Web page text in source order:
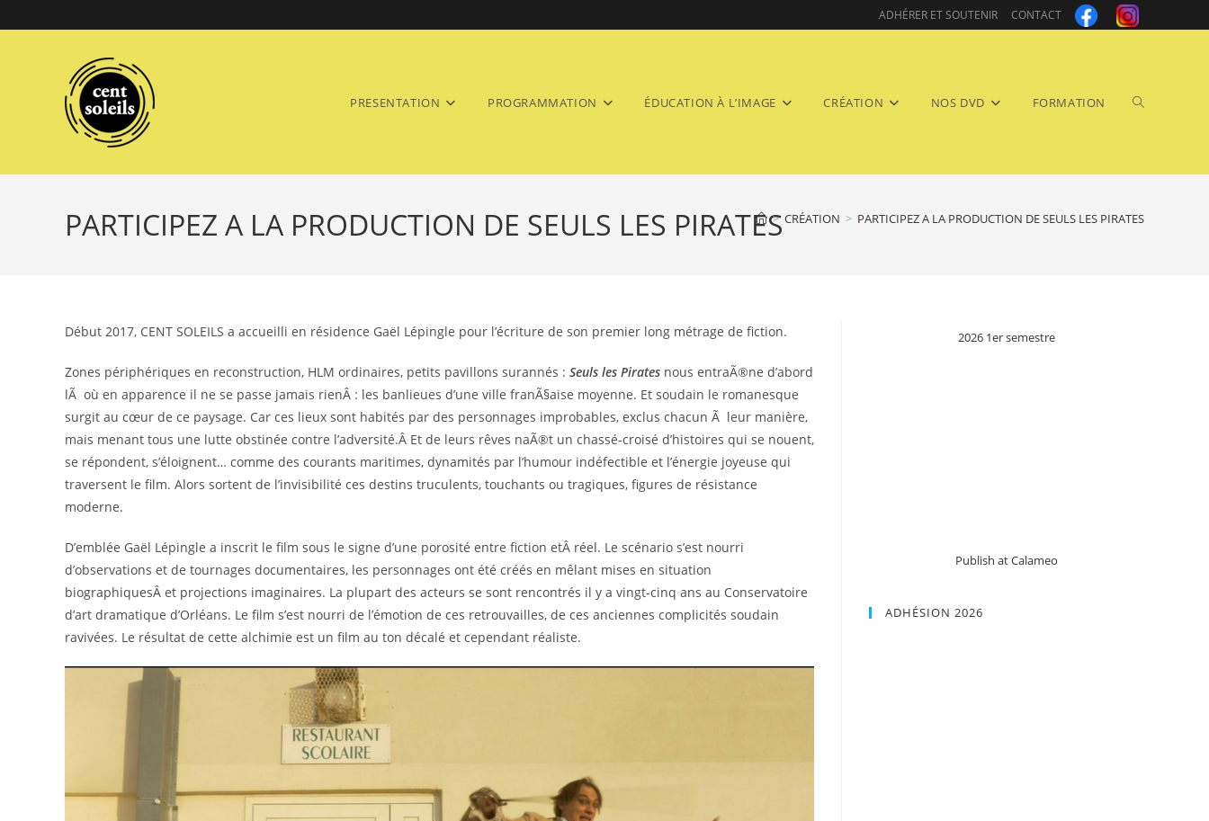
to
ADHÉRER ET SOUTENIR CONTACT
PRESENTATION PROGRAMMATION ÉDUCATION À L’IMAGE CRÉATION NOS DVD FORMATION Toggle
PARTICIPEZ A LA PRODUCTION DE SEULS LES PIRATES
> CRÉATION > PARTICIPEZ A LA PRODUCTION DE SEULS LES PIRATES
Début 2017, CENT SOLEILS a accueilli en résidence Gaël Lépingle pour l’écriture de son premier long métrage de fiction.
Zones périphériques en reconstruction, HLM ordinaires, petits pavillons surannés : Seuls les Pirates nous entraÃ®ne d’abord
lÃ où en apparence il ne se passe jamais rienÂ : les banlieues d’une ville franÃ§aise moyenne. Et soudain le romanesque
surgit au cœur de ce paysage. Car ces lieux sont habités par des personnages improbables, exclus chacun Ã leur manière,
mais menant tous une lutte obstinée contre l’adversité.Â Et de leurs rêves naÃ®t un chassé-croisé d’histoires qui se nouent,
se répondent, s’éloignent… comme des courants maritimes, dynamités par l’humour indéfectible et l’énergie joyeuse qui
traversent le film. Alors sortent de l’invisibilité ces destins truculents, touchants ou tragiques, figures de résistance
moderne.
D’emblée Gaël Lépingle a inscrit le film sous le signe d’une porosité entre fiction etÂ réel. Le scénario s’est nourri
d’observations et de tournages documentaires, les personnages ont été créés en mêlant mises en situation
biographiquesÂ et projections imaginaires. La plupart des acteurs se sont rencontrés il y a vingt-cinq ans au Conservatoire
d’art dramatique d’Orléans. Le film s’est nourri de l’émotion de ces retrouvailles, de ces anciennes complicités soudain
ravivées. Le résultat de cette alchimie est un film au ton décalé et cependant réaliste.
2026 1er semestre
Publish at Calameo
ADHÉSION 2026